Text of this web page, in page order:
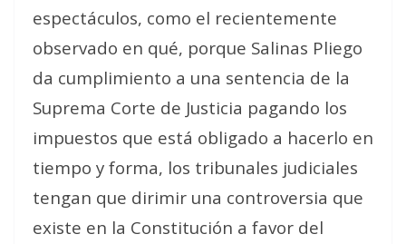
espectáculos, como el recientemente
observado en qué, porque Salinas Pliego
da cumplimiento a una sentencia de la
Suprema Corte de Justicia pagando los
impuestos que está obligado a hacerlo en
tiempo y forma, los tribunales judiciales
tengan que dirimir una controversia que
existe en la Constitución a favor del